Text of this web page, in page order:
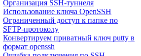
Организация SSH-туннеля
Использование ключа OpenSSH
Ограниченный доступ к папке по
SFTP-протоколу
Конвертируем приватный ключ putty в
формат openssh